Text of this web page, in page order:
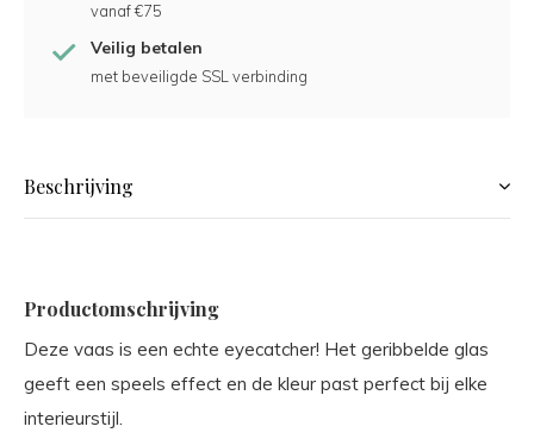
vanaf €75
Veilig betalen
met beveiligde SSL verbinding
Beschrijving
Productomschrijving
Deze vaas is een echte eyecatcher! Het geribbelde glas
geeft een speels effect en de kleur past perfect bij elke
interieurstijl.